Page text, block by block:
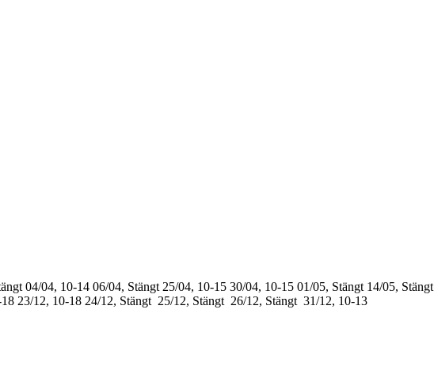
04/04, 10-14 06/04, Stängt 25/04, 10-15 30/04, 10-15 01/05, Stängt 14/05, Stängt
23/12, 10-18 24/12, Stängt 25/12, Stängt 26/12, Stängt 31/12, 10-13